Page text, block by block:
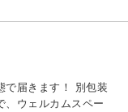
で届きます！ 別包装
、ウェルカムスペー